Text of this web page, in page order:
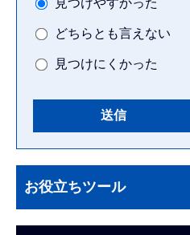
どちらとも言えない
見つけにくかった
文
こ
ブ
お役立ちツール